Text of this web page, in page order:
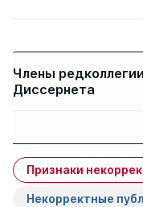
Члены
Диссернета
Поляков Николай
Федорович
Признаки
Некорректные